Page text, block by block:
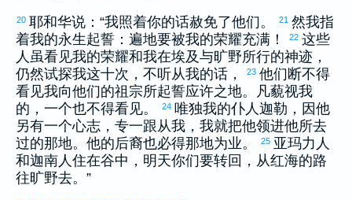
20 耶和华说：“我照着你的话赦免了他们。 21 然我指
着我的永生起誓：遍地要被我的荣耀充满！
22 这些
人虽看见我的荣耀和我在埃及与旷野所行的神迹，
仍然试探我这十次，不听从我的话，
23 他们断不得
看见我向他们的祖宗所起誓应许之地。凡藐视我
的，一个也不得看见。
24 唯独我的仆人 迦勒 ，因他
另有一个心志，专一跟从我，我就把他领进他所去
过的那地。他的后裔也必得那地为业。
25 亚玛力 人
和迦南 人住在谷中，明天你们要转回，从红海的路
往旷野去。”